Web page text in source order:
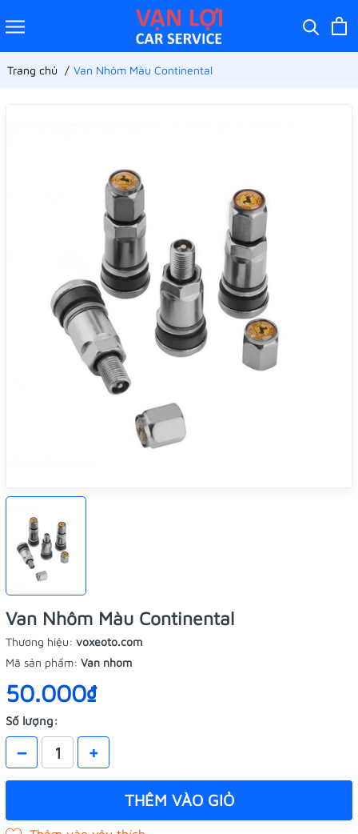
Trang chủ Van Nhôm Màu Continental
Van Nhôm Màu Continental
Thương hiệu: voxeoto.com
Mã sản phẩm: Van nhom
50.000₫
Số lượng:
– +
THÊM VÀO GIỎ